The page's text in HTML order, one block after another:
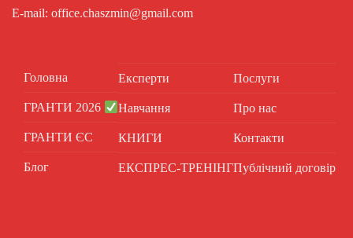
E-mail: office.chaszmin@gmail.com
Головна
ГРАНТИ 2026
ГРАНТИ ЄС
Блог
Експерти
Навчання
КНИГИ
ЕКСПРЕС-ТРЕНІНГ
Послуги
Про нас
Контакти
Публічний договір